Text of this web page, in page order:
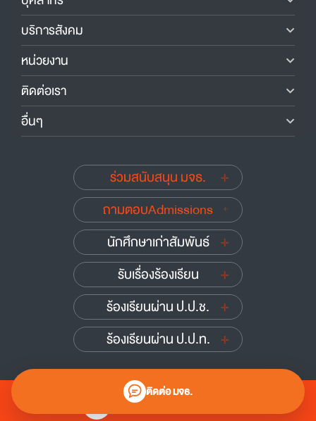
ติดต่อ มจธ.
บริการสังคม
หน่วยงาน
ติดต่อเรา
อื่นๆ
ร่วมสนับสนุน มจธ.
ถามตอบAdmissions
นักศึกษาเก่าสัมพันธ์
รับเรื่องร้องเรียน
ร้องเรียนผ่าน ป.ป.ช.
ร้องเรียนผ่าน ป.ป.ท.
0 2470 8000